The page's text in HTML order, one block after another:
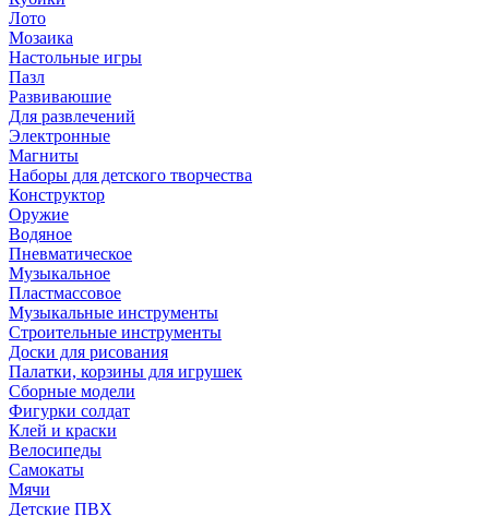
Лото
Мозаика
Настольные игры
Пазл
Развиваюшие
Для развлечений
Электронные
Магниты
Наборы для детского творчества
Конструктор
Оружие
Водяное
Пневматическое
Музыкальное
Пластмассовое
Музыкальные инструменты
Строительные инструменты
Доски для рисования
Палатки, корзины для игрушек
Сборные модели
Фигурки солдат
Клей и краски
Велосипеды
Самокаты
Мячи
Детские ПВХ